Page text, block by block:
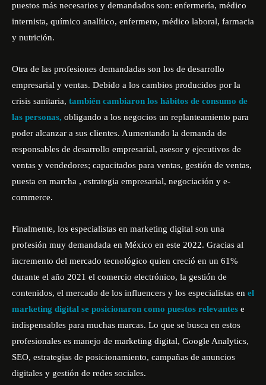
puestos más necesarios y demandados son: enfermería, médico
internista, químico analítico, enfermero, médico laboral, farmacia
y nutrición.
Otra de las profesiones demandadas son los de desarrollo
empresarial y ventas. Debido a los cambios producidos por la
crisis sanitaria, también cambiaron los hábitos de consumo de
las personas, obligando a los negocios un replanteamiento para
poder alcanzar a sus clientes. Aumentando la demanda de
responsables de desarrollo empresarial, asesor y ejecutivos de
ventas y vendedores; capacitados para ventas, gestión de ventas,
puesta en marcha , estrategia empresarial, negociación y e-
commerce.
Finalmente, los especialistas en marketing digital son una
profesión muy demandada en México en este 2022. Gracias al
incremento del mercado tecnológico quien creció en un 61%
durante el año 2021 el comercio electrónico, la gestión de
contenidos, el mercado de los influencers y los especialistas en el
marketing digital se posicionaron como puestos relevantes e
indispensables para muchas marcas. Lo que se busca en estos
profesionales es manejo de marketing digital, Google Analytics,
SEO, estrategias de posicionamiento, campañas de anuncios
digitales y gestión de redes sociales.